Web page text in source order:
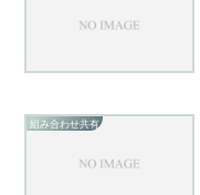
組み合わせ共有